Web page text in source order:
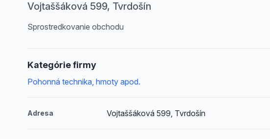
Vojtaššáková 599, Tvrdošín
Sprostredkovanie obchodu
Kategórie firmy
Pohonná technika, hmoty apod.
Adresa Vojtaššáková 599, Tvrdošín